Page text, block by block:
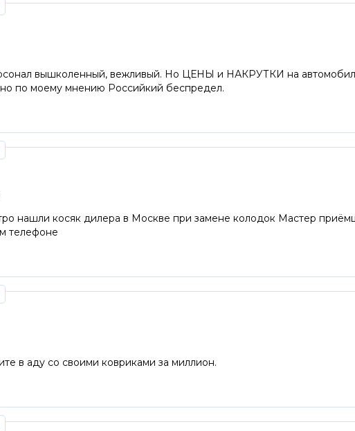
вышколенный, вежливый. Но ЦЕНЫ и НАКРУТКИ на
но по моему мнению Российкий беспредел.
нашли косяк дилера в Москве при замене колодок Мастер
телефоне
в аду со своими ковриками за миллион.